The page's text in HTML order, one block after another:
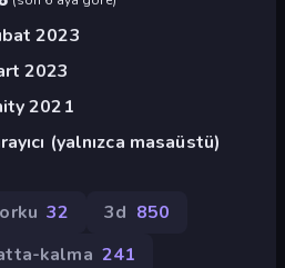
2023
2023
2021
(yalnızca masaüstü)
32 3d 850
kalma 241